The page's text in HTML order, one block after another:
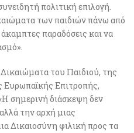
πολιτική επιλογή.
των παιδιών πάνω από
παραδόσεις και να
του Παιδιού, της
Ευρωπαϊκής Επιτροπής,
σημερινή διάσκεψη δεν
την αρχή μιας
Δικαιοσύνη φιλική προς τα